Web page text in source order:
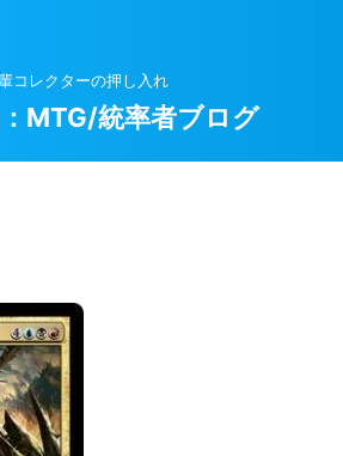
コレクターの押し入れ
MTG/統率者ブログ